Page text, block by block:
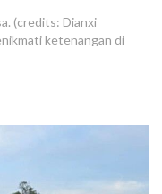
(credits: Dianxi
ketenangan di